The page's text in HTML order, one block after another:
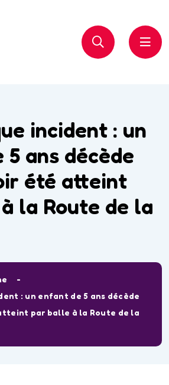
incident : un
ans décède
été atteint
la Route de la
: un enfant de 5 ans décède
par balle à la Route de la